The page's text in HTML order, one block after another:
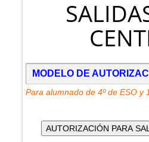
MODELO DE
Para alumnado de 4º de ESO y